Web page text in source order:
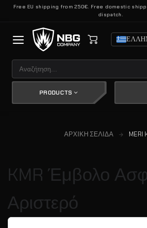
Μετάβαση
περιεχόμενο
Free EU shipping from 250€. Free domestic
dispatch.
για:
PRODUCTS
ΑΡΧΙΚΉ ΣΕΛΊΔΑ MERI
KMR Έμβολο
Αριστερό